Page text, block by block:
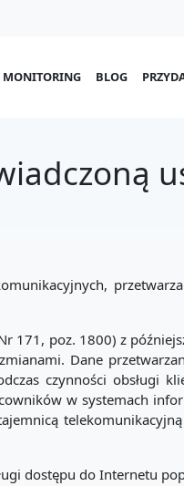
MONITORING BLOG
171, poz. 1800) z
Dane
czynności obsługi
w systemach
dostępu do Internetu